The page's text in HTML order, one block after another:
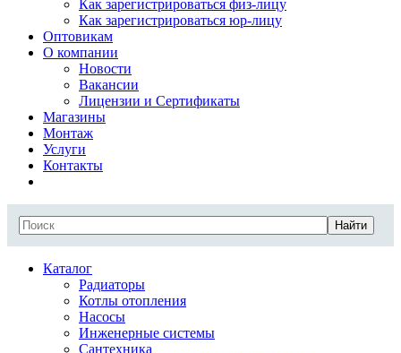
Как зарегистрироваться физ-лицу
Как зарегистрироваться юр-лицу
Оптовикам
О компании
Новости
Вакансии
Лицензии и Сертификаты
Магазины
Монтаж
Услуги
Контакты
Найти
Каталог
Радиаторы
Котлы отопления
Насосы
Инженерные системы
Сантехника